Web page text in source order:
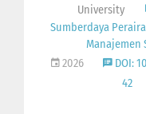
University
Sumberdaya
Manajemen
2026
DOI:
42